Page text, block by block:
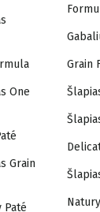
One
Grain
Paté
Grain